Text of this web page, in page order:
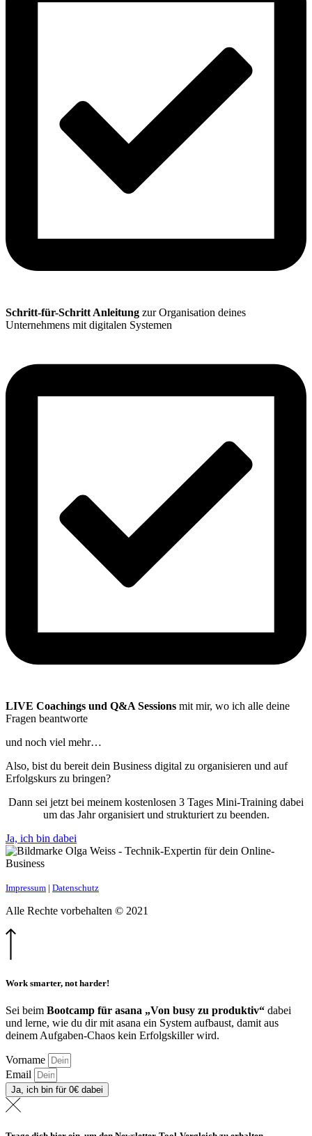
Schritt-für-Schritt Anleitung zur Organisation deines
Unternehmens mit digitalen Systemen
LIVE Coachings und Q&A Sessions mit mir, wo ich alle deine
Fragen beantworte
und noch viel mehr…
Also, bist du bereit dein Business digital zu organisieren und auf
Erfolgskurs zu bringen?
Dann sei jetzt bei meinem kostenlosen 3 Tages Mini-Training dabei
um das Jahr organisiert und strukturiert zu beenden.
Ja, ich bin dabei
Impressum | Datenschutz
Alle Rechte vorbehalten © 2021
Work smarter, not harder!
Sei beim Bootcamp für asana „Von busy zu produktiv“ dabei
und lerne, wie du dir mit asana ein System aufbaust, damit aus
deinem Aufgaben-Chaos kein Erfolgskiller wird.
Vorname
Email
Ja, ich bin für 0€ dabei